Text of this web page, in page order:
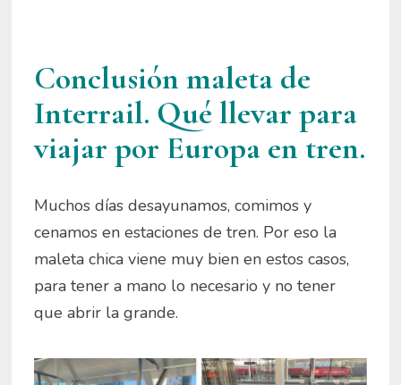
Conclusión maleta de
Interrail. Qué llevar para
viajar por Europa en tren.
Muchos días desayunamos, comimos y
cenamos en estaciones de tren. Por eso la
maleta chica viene muy bien en estos casos,
para tener a mano lo necesario y no tener
que abrir la grande.